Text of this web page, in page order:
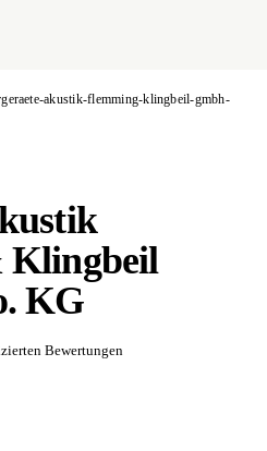
akustik-flemming-klingbeil-gmbh-
Klingbeil
KG
Bewertungen